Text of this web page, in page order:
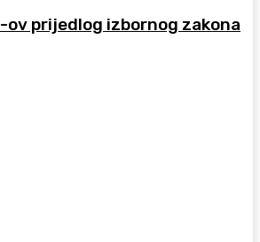
ov prijedlog izbornog zakona